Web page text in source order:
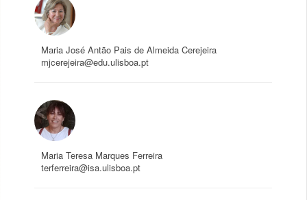
Maria José Antão Pais de Almeida Cerejeira
mjcerejeira@edu.ulisboa.pt
Maria Teresa Marques Ferreira
terferreira@isa.ulisboa.pt